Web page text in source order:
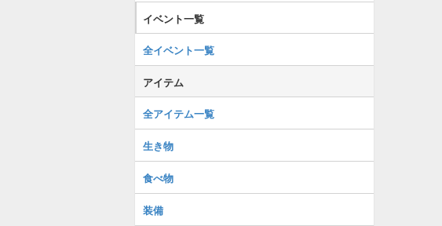
イベント一覧
全イベント一覧
アイテム
全アイテム一覧
生き物
食べ物
装備